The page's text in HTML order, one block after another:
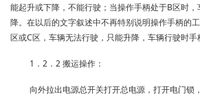
能起升或下降，不能行驶；当操作手柄处于B区时
降。在以后的文字叙述中不再特别说明操作手柄的
区或C区，车辆无法行驶，只能升降，车辆行驶时手
1．2．2 搬运操作：
向外拉出电源总开关打开总电源，打开电门锁